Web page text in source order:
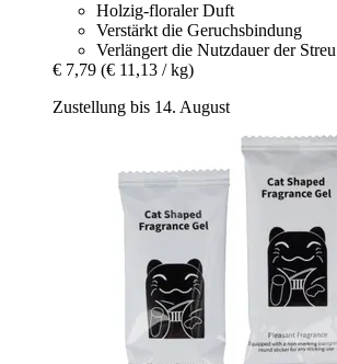
Holzig-floraler Duft
Verstärkt die Geruchsbindung
Verlängert die Nutzdauer der Streu
€ 7,79 (€ 11,13 / kg)
Zustellung bis 14. August